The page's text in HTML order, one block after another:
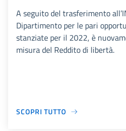
A seguito del trasferimento
Dipartimento per le pari
stanziate per il 2022, è
misura del Reddito di libertà.
SCOPRI TUTTO